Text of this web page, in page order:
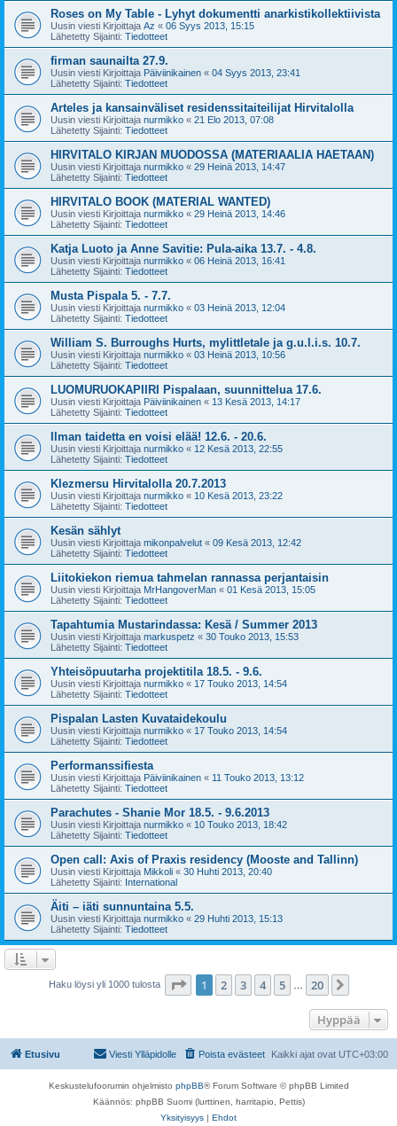
Roses on My Table - Lyhyt dokumentti anarkistikollektiivista
Uusin viesti Kirjoittaja Az « 06 Syys 2013, 15:15
Lähetetty Sijainti: Tiedotteet
firman saunailta 27.9.
Uusin viesti Kirjoittaja Päiviinikainen « 04 Syys 2013, 23:41
Lähetetty Sijainti: Tiedotteet
Arteles ja kansainväliset residenssitaiteilijat Hirvitalolla
Uusin viesti Kirjoittaja nurmikko « 21 Elo 2013, 07:08
Lähetetty Sijainti: Tiedotteet
HIRVITALO KIRJAN MUODOSSA (MATERIAALIA HAETAAN)
Uusin viesti Kirjoittaja nurmikko « 29 Heinä 2013, 14:47
Lähetetty Sijainti: Tiedotteet
HIRVITALO BOOK (MATERIAL WANTED)
Uusin viesti Kirjoittaja nurmikko « 29 Heinä 2013, 14:46
Lähetetty Sijainti: Tiedotteet
Katja Luoto ja Anne Savitie: Pula-aika 13.7. - 4.8.
Uusin viesti Kirjoittaja nurmikko « 06 Heinä 2013, 16:41
Lähetetty Sijainti: Tiedotteet
Musta Pispala 5. - 7.7.
Uusin viesti Kirjoittaja nurmikko « 03 Heinä 2013, 12:04
Lähetetty Sijainti: Tiedotteet
William S. Burroughs Hurts, mylittletale ja g.u.l.i.s. 10.7.
Uusin viesti Kirjoittaja nurmikko « 03 Heinä 2013, 10:56
Lähetetty Sijainti: Tiedotteet
LUOMURUOKAPIIRI Pispalaan, suunnittelua 17.6.
Uusin viesti Kirjoittaja Päiviinikainen « 13 Kesä 2013, 14:17
Lähetetty Sijainti: Tiedotteet
Ilman taidetta en voisi elää! 12.6. - 20.6.
Uusin viesti Kirjoittaja nurmikko « 12 Kesä 2013, 22:55
Lähetetty Sijainti: Tiedotteet
Klezmersu Hirvitalolla 20.7.2013
Uusin viesti Kirjoittaja nurmikko « 10 Kesä 2013, 23:22
Lähetetty Sijainti: Tiedotteet
Kesän sählyt
Uusin viesti Kirjoittaja mikonpalvelut « 09 Kesä 2013, 12:42
Lähetetty Sijainti: Tiedotteet
Liitokiekon riemua tahmelan rannassa perjantaisin
Uusin viesti Kirjoittaja MrHangoverMan « 01 Kesä 2013, 15:05
Lähetetty Sijainti: Tiedotteet
Tapahtumia Mustarindassa: Kesä / Summer 2013
Uusin viesti Kirjoittaja markuspetz « 30 Touko 2013, 15:53
Lähetetty Sijainti: Tiedotteet
Yhteisöpuutarha projektitila 18.5. - 9.6.
Uusin viesti Kirjoittaja nurmikko « 17 Touko 2013, 14:54
Lähetetty Sijainti: Tiedotteet
Pispalan Lasten Kuvataidekoulu
Uusin viesti Kirjoittaja nurmikko « 17 Touko 2013, 14:54
Lähetetty Sijainti: Tiedotteet
Performanssifiesta
Uusin viesti Kirjoittaja Päiviinikainen « 11 Touko 2013, 13:12
Lähetetty Sijainti: Tiedotteet
Parachutes - Shanie Mor 18.5. - 9.6.2013
Uusin viesti Kirjoittaja nurmikko « 10 Touko 2013, 18:42
Lähetetty Sijainti: Tiedotteet
Open call: Axis of Praxis residency (Mooste and Tallinn)
Uusin viesti Kirjoittaja Mikkoli « 30 Huhti 2013, 20:40
Lähetetty Sijainti: International
Äiti – iäti sunnuntaina 5.5.
Uusin viesti Kirjoittaja nurmikko « 29 Huhti 2013, 15:13
Lähetetty Sijainti: Tiedotteet
Haku löysi yli 1000 tulosta Sivu /20
1 2 3 4 5 20
Hyppää
Etusivu Kaikki ajat ovat UTC+03:00
Poista evästeet
Viesti Ylläpidolle
Keskustelufoorumin ohjelmisto phpBB® Forum Software © phpBB Limited
Käännös: phpBB Suomi (lurttinen, harritapio, Pettis)
Yksityisyys | Ehdot